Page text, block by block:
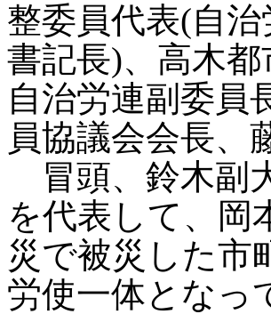
整委員代表(自
書記長)、高木
自治労連副委員
員協議会会長
冒頭、鈴木副
を代表して、岡
災で被災した市
労使一体となっ